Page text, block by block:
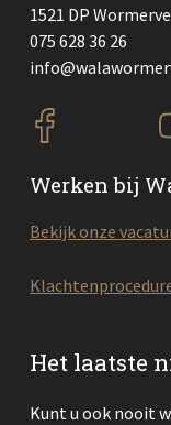
1521 DP
075 628 36 26
Werken bij
Bekijk onze
Het laatste
Kunt u ook nooit